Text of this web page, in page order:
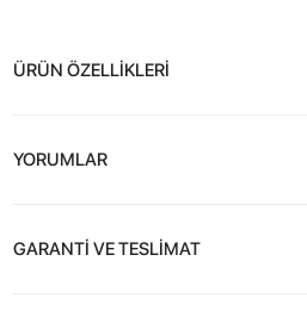
ÜRÜN ÖZELLİKLERİ
YORUMLAR
GARANTİ VE TESLİMAT